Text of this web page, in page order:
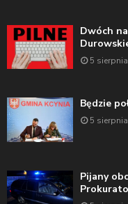
Dwóch
5
Będzie
5
Pijany